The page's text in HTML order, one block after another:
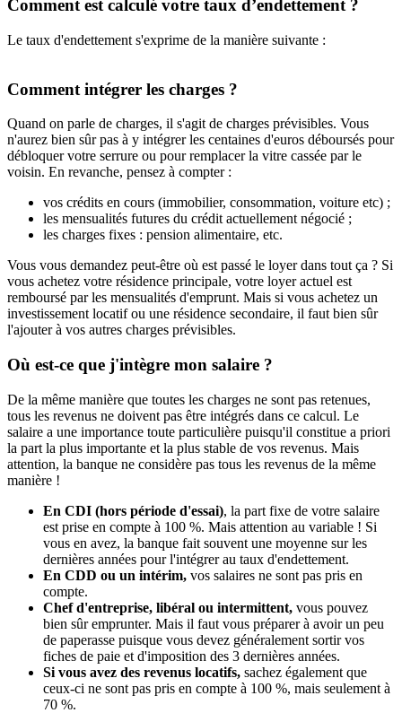
Comment est calculé votre taux d’endettement ?
Le taux d'endettement s'exprime de la manière suivante :
Comment intégrer les charges ?
Quand on parle de charges, il s'agit de charges prévisibles. Vous
n'aurez bien sûr pas à y intégrer les centaines d'euros déboursés pour
débloquer votre serrure ou pour remplacer la vitre cassée par le
voisin. En revanche, pensez à compter :
vos crédits en cours (immobilier, consommation, voiture etc) ;
les mensualités futures du crédit actuellement négocié ;
les charges fixes : pension alimentaire, etc.
Vous vous demandez peut-être où est passé le loyer dans tout ça ? Si
vous achetez votre résidence principale, votre loyer actuel est
remboursé par les mensualités d'emprunt. Mais si vous achetez un
investissement locatif ou une résidence secondaire, il faut bien sûr
l'ajouter à vos autres charges prévisibles.
Où est-ce que j'intègre mon salaire ?
De la même manière que toutes les charges ne sont pas retenues,
tous les revenus ne doivent pas être intégrés dans ce calcul. Le
salaire a une importance toute particulière puisqu'il constitue a priori
la part la plus importante et la plus stable de vos revenus. Mais
attention, la banque ne considère pas tous les revenus de la même
manière !
En CDI (hors période d'essai), la part fixe de votre salaire
est prise en compte à 100 %. Mais attention au variable ! Si
vous en avez, la banque fait souvent une moyenne sur les
dernières années pour l'intégrer au taux d'endettement.
En CDD ou un intérim, vos salaires ne sont pas pris en
compte.
Chef d'entreprise, libéral ou intermittent, vous pouvez
bien sûr emprunter. Mais il faut vous préparer à avoir un peu
de paperasse puisque vous devez généralement sortir vos
fiches de paie et d'imposition des 3 dernières années.
Si vous avez des revenus locatifs, sachez également que
ceux-ci ne sont pas pris en compte à 100 %, mais seulement à
70 %.